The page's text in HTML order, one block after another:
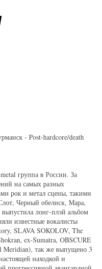
- Post-hardcore/death
группа в России. За
на самых разных
рок и метал сцены, такими
Черный обелиск, Мара,
лонг-плэй альбом
известные вокалисты
SLAVA SOKOLOV, The
ex-Sumatra, OBSCURE
так же выпущено 3
находкой и